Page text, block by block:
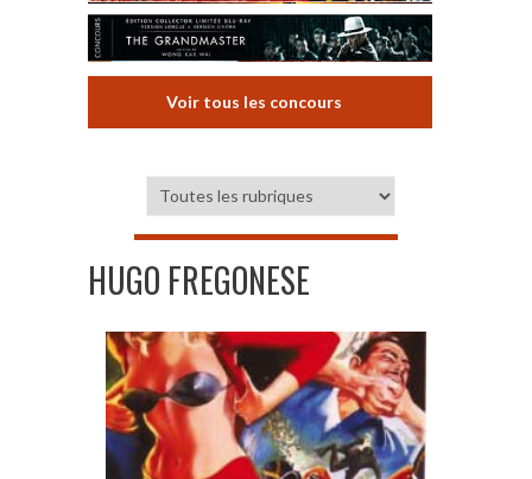
Voir tous les concours
HUGO FREGONESE